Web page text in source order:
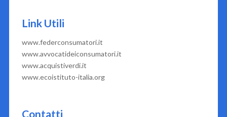
Link Utili
www.federconsumatori.it
www.avvocatideiconsumatori.it
www.acquistiverdi.it
www.ecoistituto-italia.org
Contatti